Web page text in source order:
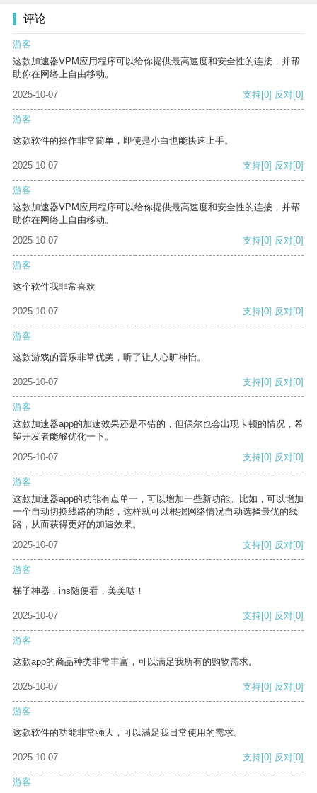
评论
游客
这款加速器VPM应用程序可以给你提供最高速度和安全性的连接，并帮
助你在网络上自由移动。
2025-10-07
支持[0] 反对[0]
游客
这款软件的操作非常简单，即使是小白也能快速上手。
2025-10-07 支持[0] 反对[0]
游客
这款加速器VPM应用程序可以给你提供最高速度和安全性的连接，并帮
助你在网络上自由移动。
2025-10-07
支持[0] 反对[0]
游客
这个软件我非常喜欢
2025-10-07 支持[0] 反对[0]
游客
这款游戏的音乐非常优美，听了让人心旷神怡。
2025-10-07 支持[0] 反对[0]
游客
这款加速器app的加速效果还是不错的，但偶尔也会出现卡顿的情况，希
望开发者能够优化一下。
2025-10-07
支持[0] 反对[0]
游客
这款加速器app的功能有点单一，可以增加一些新功能。比如，可以增加
一个自动切换线路的功能，这样就可以根据网络情况自动选择最优的线
路，从而获得更好的加速效果。
2025-10-07
支持[0] 反对[0]
游客
梯子神器，ins随便看，美美哒！
2025-10-07 支持[0] 反对[0]
游客
这款app的商品种类非常丰富，可以满足我所有的购物需求。
2025-10-07 支持[0] 反对[0]
游客
这款软件的功能非常强大，可以满足我日常使用的需求。
2025-10-07 支持[0] 反对[0]
游客